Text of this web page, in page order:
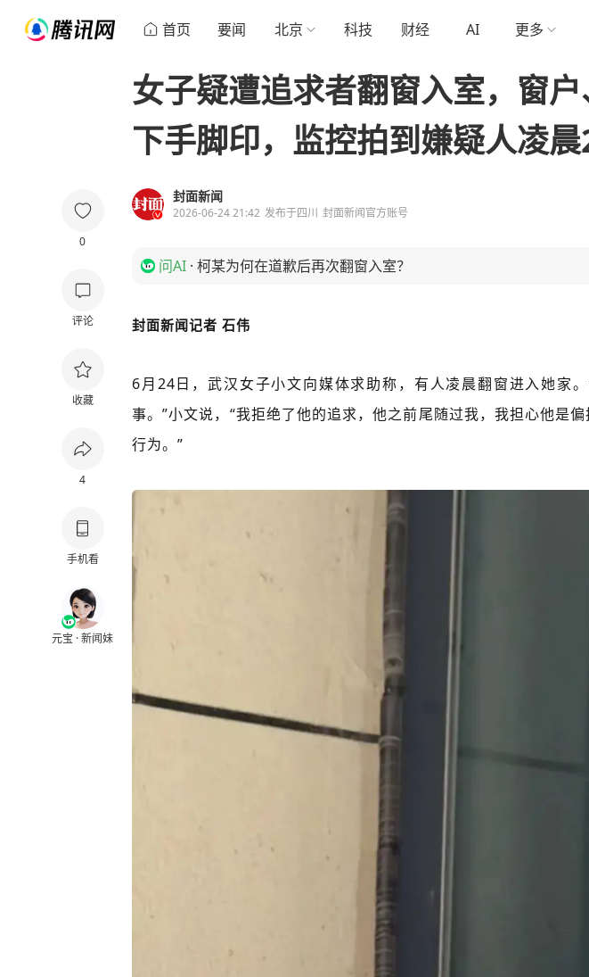
首页 要闻 北京 科技 财经 AI 更多
0
评论
收藏
4
手机看
元宝 · 新闻妹
女子疑遭追求者翻窗入室，窗
下手脚印，监控拍到嫌疑人凌
封面新闻
2026-06-24 21:42 发布于四川 封面新闻官方账号
问AI · 柯某为何在道歉后再次翻窗入室？
封面新闻记者 石伟
6月24日，武汉女子小文向媒体求助称，有人凌晨翻窗进入她家
事。”小文说，“我拒绝了他的追求，他之前尾随过我，我担心他是
行为。”